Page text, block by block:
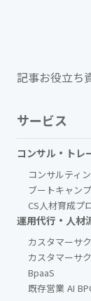
記事お役立ち
サービス
コンサル・トレ
コンサルティ
ブートキャンプ
CS人材育成プ
運用代行・人材
カスタマーサ
カスタマーサ
BpaaS​
既存営業 AI